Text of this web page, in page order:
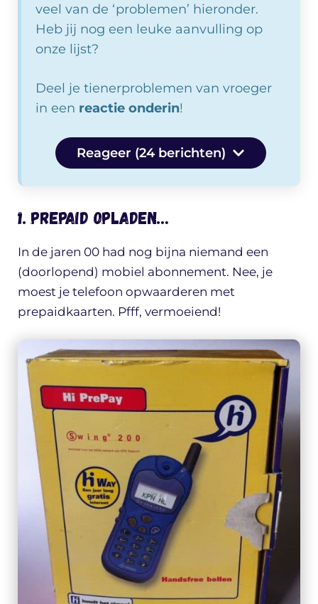
veel van de ‘problemen’ hieronder.
Heb jij nog een leuke aanvulling op
onze lijst?
Deel je tienerproblemen van vroeger
in een reactie onderin!
Reageer (24 berichten)
1. Prepaid opladen…
In de jaren 00 had nog bijna niemand een
(doorlopend) mobiel abonnement. Nee, je
moest je telefoon opwaarderen met
prepaidkaarten. Pfff, vermoeiend!